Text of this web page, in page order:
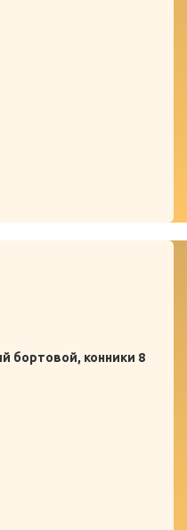
бортовой, конники 8